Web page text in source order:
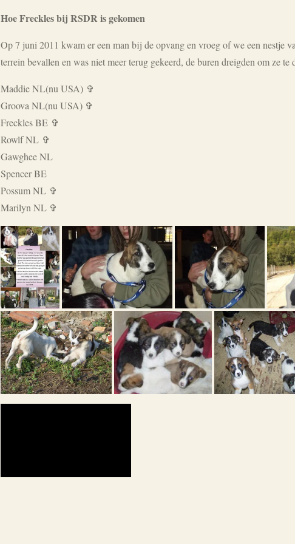
Hoe Freckles bij RSDR is gekomen
Op 7 juni 2011 kwam er een man bij de opvang en vroeg of we een nestje
terrein bevallen en was niet meer terug gekeerd, de buren dreigden om ze
Maddie NL(nu USA) ✞
Groova NL(nu USA) ✞
Freckles BE ✞
Rowlf NL ✞
Gawghee NL
Spencer BE
Possum NL ✞
Marilyn NL ✞